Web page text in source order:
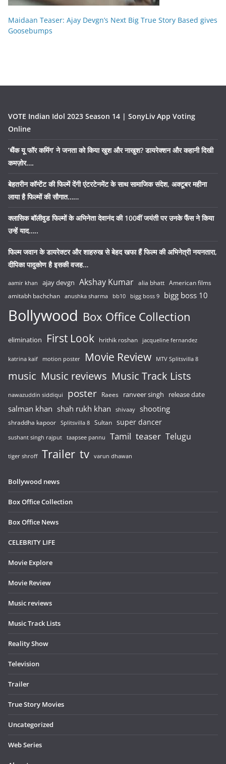
Maidaan Teaser: Ajay Devgn’s Next Big True Story Based gives
Goosebumps
VOTE Indian Idol 2023 Season 14 | SonyLiv App Voting
Online
‘थैंक यू फॉर कमिंग’ ने जनता को किया खुश और नाखुश? डायरेक्शन और कहानी दिखी
कमज़ोर….
बेहतरीन कॉन्टेंट की फिल्में देंगी एंटरटेनमेंट के साथ सामाजिक संदेश, अक्टूबर महीना
लाया है फिल्मों की सौगात……
क्लासिक बॉलीवुड फिल्मों के अभिनेता देवानंद की 100वीं जयंती पर उनके फैंस ने किया
उन्हें याद…..
फिल्म जवान के डायरेक्टर और शाहरुख से बेहद खफा हैं फिल्म की अभिनेत्री नयनतारा,
दीपिका पादुकोण है इसकी वजह…
aamir khan ajay devgn Akshay Kumar alia bhatt American films
amitabh bachchan anushka sharma bb10 bigg boss 9 bigg boss 10
Bollywood Box Office Collection
elimination First Look hrithik roshan jacqueline fernandez
katrina kaif motion poster Movie Review MTV Splitsvilla 8
music Music reviews Music Track Lists
nawazuddin siddiqui poster Raees ranveer singh release date
salman khan shah rukh khan shivaay shooting
shraddha kapoor Splitsvilla 8 Sultan super dancer
sushant singh rajput taapsee pannu Tamil teaser Telugu
tiger shroff Trailer tv varun dhawan
Bollywood news
Box Office Collection
Box Office News
CELEBRITY LIFE
Movie Explore
Movie Review
Music reviews
Music Track Lists
Reality Show
Television
Trailer
True Story Movies
Uncategorized
Web Series